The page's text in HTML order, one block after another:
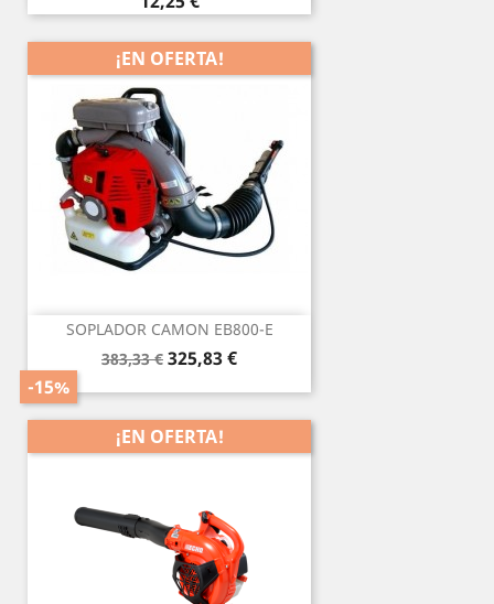
SOPLADOR CAMON EB800-E
Precio
383,33 €
-15%
Precio
325,83 €
¡EN OFERTA!
¡EN OFERTA!